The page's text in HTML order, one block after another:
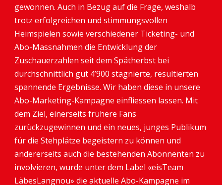
gewonnen. Auch in Bezug auf die Frage, weshalb
trotz erfolgreichen und stimmungsvollen
Heimspielen sowie verschiedener Ticketing- und
Abo-Massnahmen die Entwicklung der
Zuschauerzahlen seit dem Spätherbst bei
durchschnittlich gut 4’900 stagnierte, resultierten
spannende Ergebnisse. Wir haben diese in unsere
Abo-Marketing-Kampagne einfliessen lassen. Mit
dem Ziel, einerseits frühere Fans
zurückzugewinnen und ein neues, junges Publikum
für die Stehplätze begeistern zu können und
andererseits auch die bestehenden Abonnenten zu
involvieren, wurde unter dem Label «eisTeam
LäbesLangnou» die aktuelle Abo-Kampagne im